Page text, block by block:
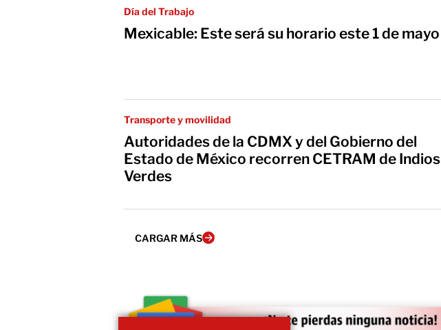
Día del Trabajo
Mexicable: Este será su horario este 1 de mayo
Transporte y movilidad
Autoridades de la CDMX y del Gobierno del
Estado de México recorren CETRAM de Indios
Verdes
CARGAR MÁS